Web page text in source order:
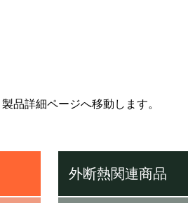
品詳細ページへ移動します。
外断熱関連商品